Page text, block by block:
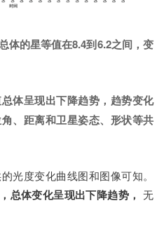
体的星等值在8.4到6.2之间，变
体呈现出下降趋势，趋势变化
角、距离和卫星姿态、形状等共
光度变化曲线图和图像可知。
总体变化呈现出下降趋势， 无